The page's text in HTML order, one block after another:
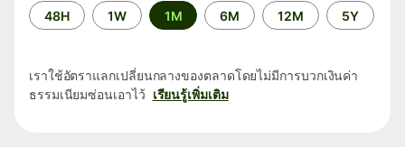
ระยะ
เวลา
48H 1W 1M 6M 12M 5Y
เราใช้อัตราแลกเปลี่ยนกลางของตลาดโดยไม่มีการบวกเงินค่า
ธรรมเนียมซ่อนเอาไว้ เรียนรู้เพิ่มเติม